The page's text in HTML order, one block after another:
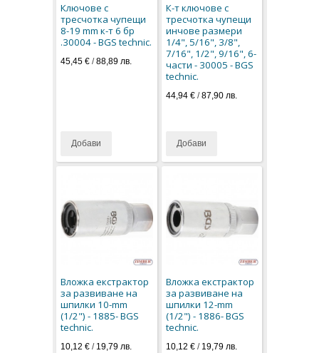
Ключове с
тресчотка чупещи
8-19 mm к-т 6 бр
.30004 - BGS technic.
45,45 € /88,89 лв.
Добави
К-т ключове с
тресчотка чупещи
инчове размери
1/4", 5/16", 3/8",
7/16", 1/2", 9/16", 6-
части - 30005 - BGS
technic.
44,94 €/87,90 лв.
Добави
Вложка екстрактор
за развиване на
шпилки 10-mm
(1/2") - 1885- BGS
technic.
10,12 € / 19,79 лв.
Вложка екстрактор
за развиване на
шпилки 12-mm
(1/2") - 1886- BGS
technic.
10,12 €/ 19,79 лв.